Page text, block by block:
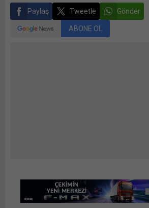
Paylaş Tweetle Gönder
ABONE OL